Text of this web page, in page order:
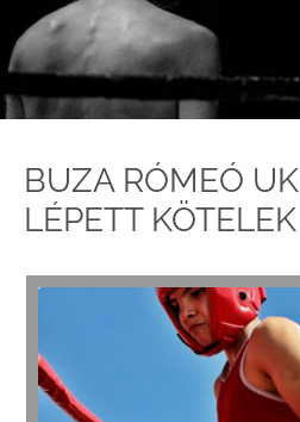
BUZA RÓMEÓ
LÉPETT